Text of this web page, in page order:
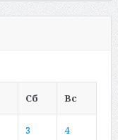
Сб Вс
3 4